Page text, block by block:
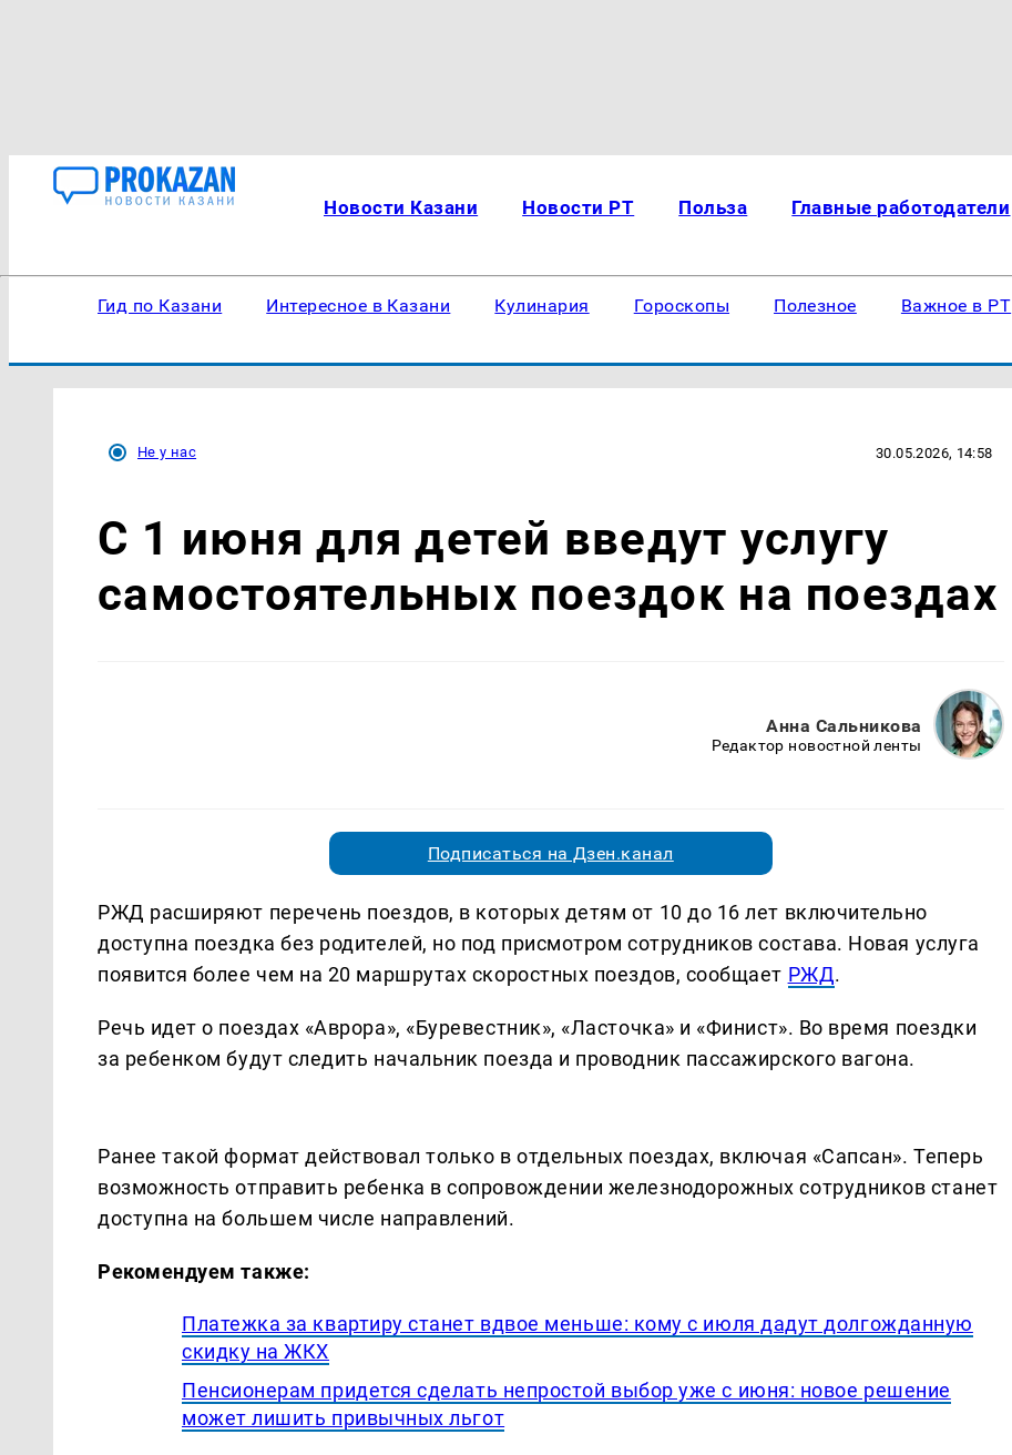
Новости Казани Новости РТ Польза Главные работодатели
Гид по Казани Интересное в Казани Кулинария Гороскопы Полезное Важное в РТ
Не у нас 30.05.2026, 14:58
С 1 июня для детей введут услугу
самостоятельных поездок на поездах
Анна Сальникова
Редактор новостной ленты
Подписаться на Дзен.канал
РЖД расширяют перечень поездов, в которых детям от 10 до 16 лет включительно
доступна поездка без родителей, но под присмотром сотрудников состава. Новая услуга
появится более чем на 20 маршрутах скоростных поездов, сообщает РЖД.
Речь идет о поездах «Аврора», «Буревестник», «Ласточка» и «Финист». Во время поездки
за ребенком будут следить начальник поезда и проводник пассажирского вагона.
Ранее такой формат действовал только в отдельных поездах, включая «Сапсан». Теперь
возможность отправить ребенка в сопровождении железнодорожных сотрудников станет
доступна на большем числе направлений.
Рекомендуем также:
Платежка за квартиру станет вдвое меньше: кому с июля дадут долгожданную
скидку на ЖКХ
Пенсионерам придется сделать непростой выбор уже с июня: новое решение
может лишить привычных льгот